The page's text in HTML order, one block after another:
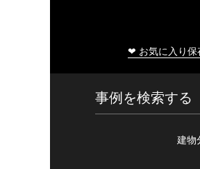
❤ お気に入り保
事例を検索する
建物